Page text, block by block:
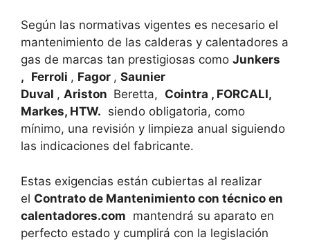
Según las normativas vigentes es necesario el
mantenimiento de las calderas y calentadores a
gas de marcas tan prestigiosas como Junkers
, Ferroli , Fagor , Saunier
Duval , Ariston Beretta, Cointra , FORCALI,
Markes, HTW. siendo obligatoria, como
mínimo, una revisión y limpieza anual siguiendo
las indicaciones del fabricante.
Estas exigencias están cubiertas al realizar
el Contrato de Mantenimiento con técnico en
calentadores.com mantendrá su aparato en
perfecto estado y cumplirá con la legislación